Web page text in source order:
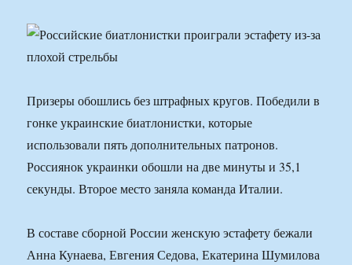
Призеры обошлись без штрафных кругов. Победили в
гонке украинские биатлонистки, которые
использовали пять дополнительных патронов.
Россиянок украинки обошли на две минуты и 35,1
секунды. Второе место заняла команда Италии.
В составе сборной России женскую эстафету бежали
Анна Кунаева, Евгения Седова, Екатерина Шумилова